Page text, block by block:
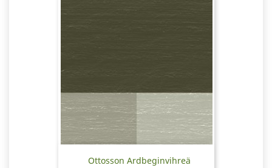
Ottosson Ardbeginvihreä